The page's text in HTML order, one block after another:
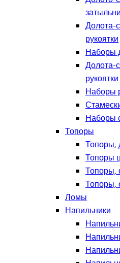
Долота-
рукоятки
Наборы
Долота-
рукоятки
Наборы
Наборы
Топоры
Топоры,
Топоры
Топоры,
Топоры,
Ломы
Напильники